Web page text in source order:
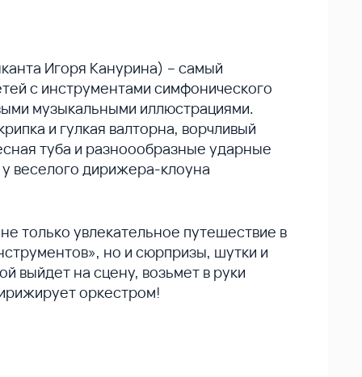
Игоря Канурина) – самый
с инструментами симфонического
музыкальными иллюстрациями.
и гулкая валторна, ворчливый
туба и разноообразные ударные
веселого дирижера-клоуна
только увлекательное путешествие в
но и сюрпризы, шутки и
выйдет на сцену, возьмет в руки
оркестром!